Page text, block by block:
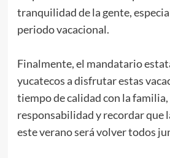
tranquilidad de la gente,
periodo vacacional.
Finalmente, el mandatario
yucatecos a disfrutar estas
tiempo de calidad con la
responsabilidad y recordar que
este verano será volver todos